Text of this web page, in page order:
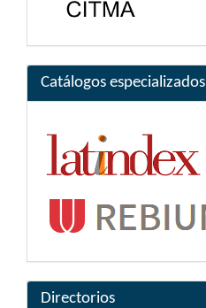
Catálogos especializados
Directorios